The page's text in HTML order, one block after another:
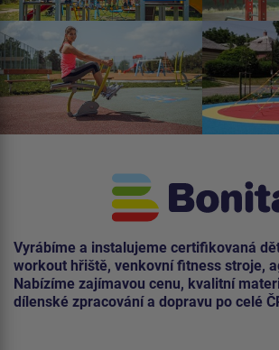
Vyrábíme a instalujeme certifikovaná
workout hřiště, venkovní fitness stroje,
Nabízíme zajímavou cenu, kvalitní
dílenské zpracování a dopravu po celé